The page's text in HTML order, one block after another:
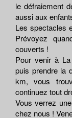
le défraiement
aussi aux
Les spectacles
Prévoyez
couverts !
Pour venir à
puis prendre la
km, vous
continuez tout
Vous verrez
chez nous !